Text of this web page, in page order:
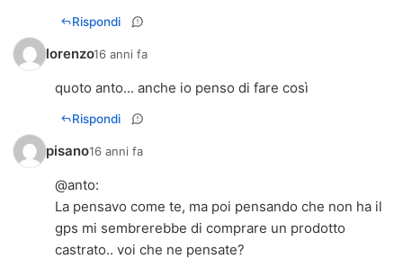
Rispondi
lorenzo16 anni fa
quoto anto... anche io penso di fare così
Rispondi
pisano16 anni fa
@anto:
La pensavo come te, ma poi pensando che non ha il
gps mi sembrerebbe di comprare un prodotto
castrato.. voi che ne pensate?